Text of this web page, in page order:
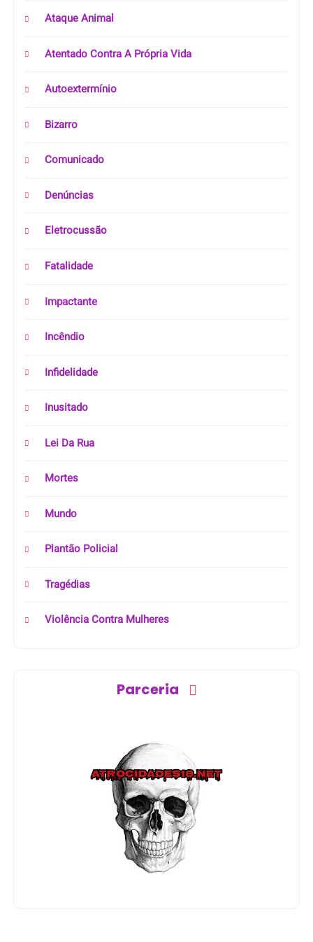
Ataque Animal
Atentado Contra A Própria Vida
Autoextermínio
Bizarro
Comunicado
Denúncias
Eletrocussão
Fatalidade
Impactante
Incêndio
Infidelidade
Inusitado
Lei Da Rua
Mortes
Mundo
Plantão Policial
Tragédias
Violência Contra Mulheres
Parceria